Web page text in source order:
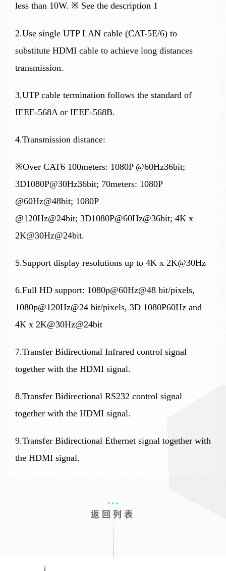
less than 10W. ※ See the description 1
2.Use single UTP LAN cable (CAT-5E/6) to
substitute HDMI cable to achieve long distances
transmission.
3.UTP cable termination follows the standard of
IEEE-568A or IEEE-568B.
4.Transmission distance:
※Over CAT6 100meters: 1080P @60Hz36bit;
3D1080P@30Hz36bit; 70meters: 1080P
@60Hz@48bit; 1080P
@120Hz@24bit; 3D1080P@60Hz@36bit; 4K x
2K@30Hz@24bit.
5.Support display resolutions up to 4K x 2K@30Hz
6.Full HD support: 1080p@60Hz@48 bit/pixels,
1080p@120Hz@24 bit/pixels, 3D 1080P60Hz and
4K x 2K@30Hz@24bit
7.Transfer Bidirectional Infrared control signal
together with the HDMI signal.
8.Transfer Bidirectional RS232 control signal
together with the HDMI signal.
9.Transfer Bidirectional Ethernet signal together with
the HDMI signal.
返回列表